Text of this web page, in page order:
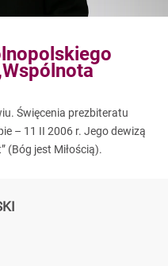
Święcenia prezbiteratu
– 11 II 2006 r. Jego dewizą
(Bóg jest Miłością).